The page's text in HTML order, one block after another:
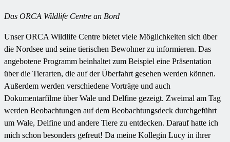
Das ORCA Wildlife Centre an Bord
Unser ORCA Wildlife Centre bietet viele Möglichkeiten sich über
die Nordsee und seine tierischen Bewohner zu informieren. Das
angebotene Programm beinhaltet zum Beispiel eine Präsentation
über die Tierarten, die auf der Überfahrt gesehen werden können.
Außerdem werden verschiedene Vorträge und auch
Dokumentarfilme über Wale und Delfine gezeigt. Zweimal am Tag
werden Beobachtungen auf dem Beobachtungsdeck durchgeführt
um Wale, Delfine und andere Tiere zu entdecken. Darauf hatte ich
mich schon besonders gefreut! Da meine Kollegin Lucy in ihrer